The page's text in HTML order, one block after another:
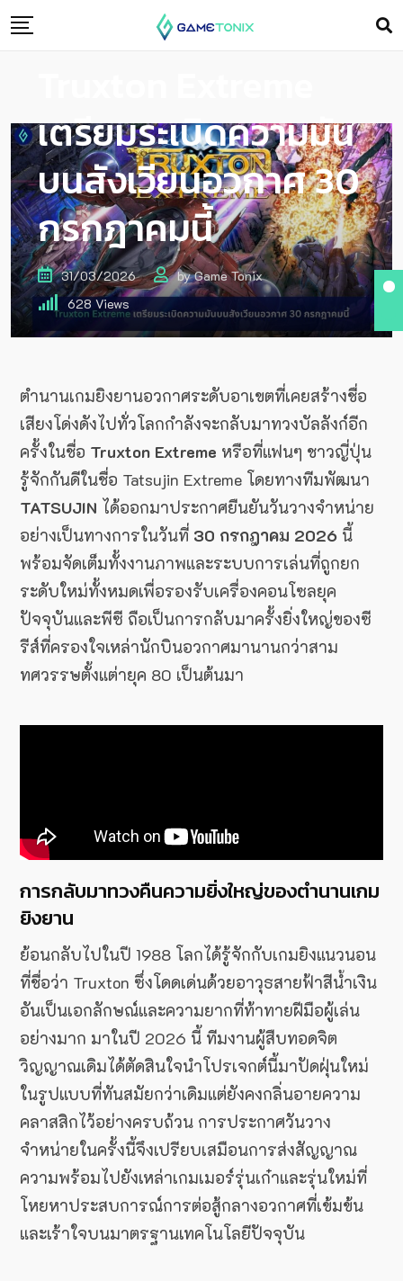
เตรียมระเบิดความมัน
บนสังเวียนอวกาศ 30
กรกฎาคมนี้
31/03/2026 byGame Tonix
628 Views
ตำนานเกมยิงยานอวกาศระดับอาเขตที่เคยสร้างชื่อ
เสียงโด่งดังไปทั่วโลกกำลังจะกลับมาทวงบัลลังก์อีก
ครั้งในชื่อ Truxton Extreme หรือที่แฟนๆ ชาวญี่ปุ่น
รู้จักกันดีในชื่อ Tatsujin Extreme โดยทางทีมพัฒนา
TATSUJIN ได้ออกมาประกาศยืนยันวันวางจำหน่าย
อย่างเป็นทางการในวันที่ 30 กรกฎาคม 2026 นี้
พร้อมจัดเต็มทั้งงานภาพและระบบการเล่นที่ถูกยก
ระดับใหม่ทั้งหมดเพื่อรองรับเครื่องคอนโซลยุค
ปัจจุบันและพีซี ถือเป็นการกลับมาครั้งยิ่งใหญ่ของซี
รีส์ที่ครองใจเหล่านักบินอวกาศมานานกว่าสาม
ทศวรรษตั้งแต่ายุค 80 เป็นต้นมา
การกลับมาทวงคืนความยิ่งใหญ่ของตำนานเกม
ยิงยาน
ย้อนกลับไปในปี 1988 โลกได้รู้จักกับเกมยิงแนวนอน
ที่ชื่อว่า Truxton ซึ่งโดดเด่นด้วยอาวุธสายฟ้าสีน้ำเงิน
อันเป็นเอกลักษณ์และความยากที่ท้าทายฝีมือผู้เล่น
อย่างมาก มาในปี 2026 นี้ ทีมงานผู้สืบทอดจิต
วิญญาณเดิมได้ตัดสินใจนำโปรเจกต์นี้มาปัดฝุ่นใหม่
ในรูปแบบที่ทันสมัยกว่าเดิมแต่ยังคงกลิ่นอายความ
คลาสสิกไว้อย่างครบถ้วน การประกาศวันวาง
จำหน่ายในครั้งนี้จึงเปรียบเสมือนการส่งสัญญาณ
ความพร้อมไปยังเหล่าเกมเมอร์รุ่นเก๋าและรุ่นใหม่ที่
โหยหาประสบการณ์การต่อสู้กลางอวกาศที่เข้มข้น
และเร้าใจบนมาตรฐานเทคโนโลยีปัจจุบัน